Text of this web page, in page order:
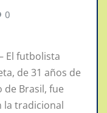
0
El futbolista
de 31 años de
de Brasil, fue
la tradicional